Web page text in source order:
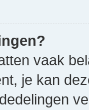
vaak
je kan